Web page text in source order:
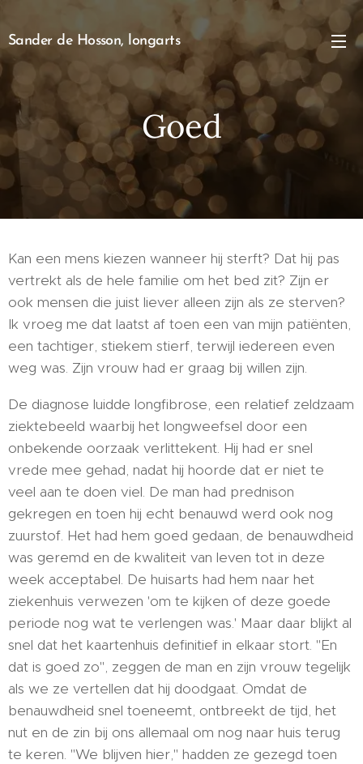
Sander de Hosson, longarts
Goed
Kan een mens kiezen wanneer hij sterft? Dat hij pas
vertrekt als de hele familie om het bed zit? Zijn er
ook mensen die juist liever alleen zijn als ze sterven?
Ik vroeg me dat laatst af toen een van mijn patiënten,
een tachtiger, stiekem stierf, terwijl iedereen even
weg was. Zijn vrouw had er graag bij willen zijn.
De diagnose luidde longfibrose, een relatief zeldzaam
ziektebeeld waarbij het longweefsel door een
onbekende oorzaak verlittekent. Hij had er snel
vrede mee gehad, nadat hij hoorde dat er niet te
veel aan te doen viel. De man had prednison
gekregen en toen hij echt benauwd werd ook nog
zuurstof. Het had hem goed gedaan, de benauwdheid
was geremd en de kwaliteit van leven tot in deze
week acceptabel. De huisarts had hem naar het
ziekenhuis verwezen 'om te kijken of deze goede
periode nog wat te verlengen was.' Maar daar blijkt al
snel dat het kaartenhuis definitief in elkaar stort. "En
dat is goed zo", zeggen de man en zijn vrouw tegelijk
als we ze vertellen dat hij doodgaat. Omdat de
benauwdheid snel toeneemt, ontbreekt de tijd, het
nut en de zin bij ons allemaal om nog naar huis terug
te keren. "We blijven hier," hadden ze gezegd toen